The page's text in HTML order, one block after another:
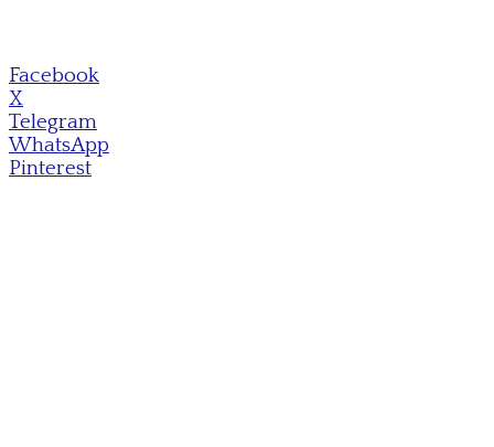
Facebook
X
Telegram
WhatsApp
Pinterest